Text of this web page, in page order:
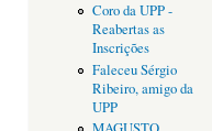
Coro da UPP -
Reabertas as
Inscrições
Faleceu Sérgio
Ribeiro, amigo da
UPP